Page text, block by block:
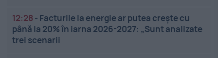
12:28 - Facturile la energie ar putea crește cu
până la 20% în iarna 2026-2027: „Sunt analizate
trei scenarii